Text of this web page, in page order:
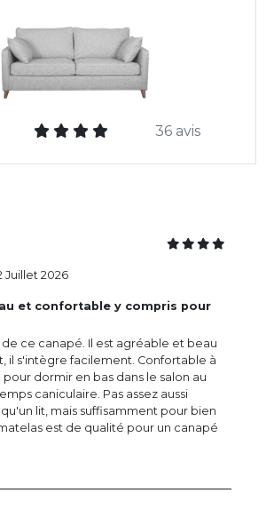
36 avis
et confortable y compris pour
de ce canapé. Il est agréable et beau
il s'intègre facilement. Confortable à
pour dormir en bas dans le salon au
caniculaire. Pas assez aussi
lit, mais suffisamment pour bien
est de qualité pour un canapé
Juillet 2026